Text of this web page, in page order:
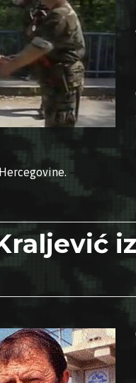
– Oslobođena